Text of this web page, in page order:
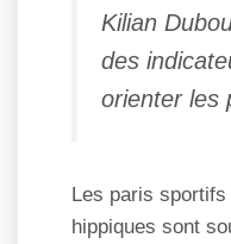
Kilian
des
orienter les
Les paris
hippiques sont